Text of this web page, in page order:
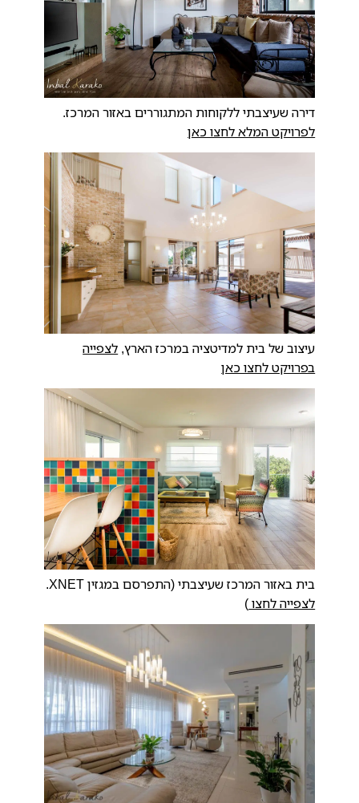
דירה שעיצבתי ללקוחות המתגוררים באזור המרכז.
לפרויקט המלא לחצו כאן
עיצוב של בית למדיטציה במרכז הארץ, לצפייה
בפרויקט לחצו כאן
בית באזור המרכז שעיצבתי (התפרסם במגזין XNET.
לצפייה לחצו)